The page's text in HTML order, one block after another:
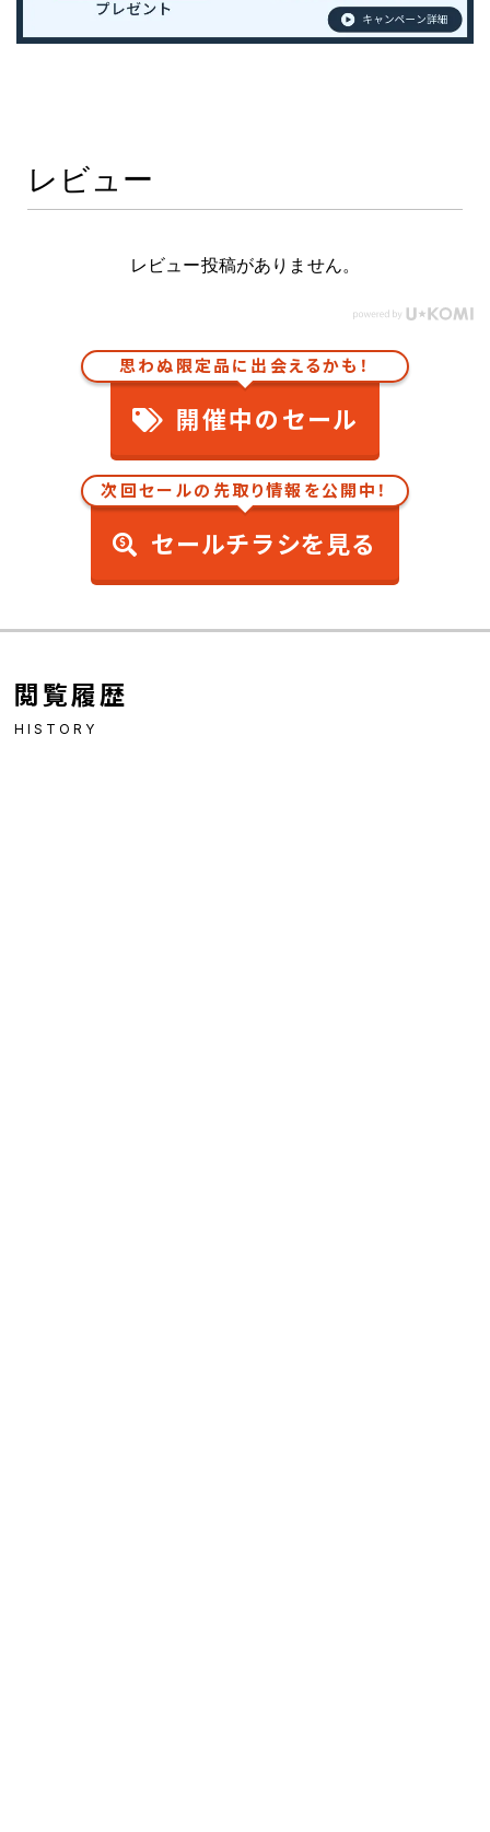
レビュー
レビュー投稿がありません。
思わぬ限定品に出会えるかも！
開催中のセール
次回セールの先取り情報を公開中！
セールチラシを見る
閲覧履歴
HISTORY